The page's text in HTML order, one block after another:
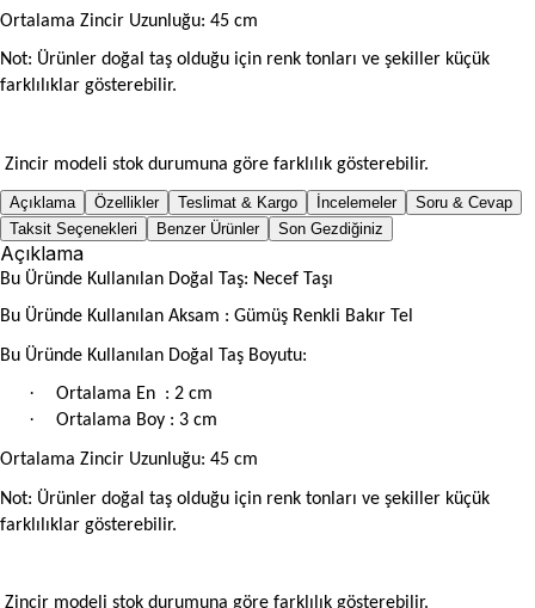
Ortalama Zincir Uzunluğu: 45 cm
Not: Ürünler doğal taş olduğu için renk tonları ve şekiller küçük
farklılıklar gösterebilir.
Zincir modeli stok durumuna göre farklılık gösterebilir.
Açıklama Özellikler Teslimat & Kargo İncelemeler
Soru & Cevap
Taksit Seçenekleri
Benzer Ürünler Son Gezdiğiniz
Açıklama
Bu Üründe Kullanılan Doğal Taş: Necef Taşı
Bu Üründe Kullanılan Aksam : Gümüş Renkli Bakır Tel
Bu Üründe Kullanılan Doğal Taş Boyutu:
· Ortalama En : 2 cm
· Ortalama Boy : 3 cm
Ortalama Zincir Uzunluğu: 45 cm
Not: Ürünler doğal taş olduğu için renk tonları ve şekiller küçük
farklılıklar gösterebilir.
Zincir modeli stok durumuna göre farklılık gösterebilir.